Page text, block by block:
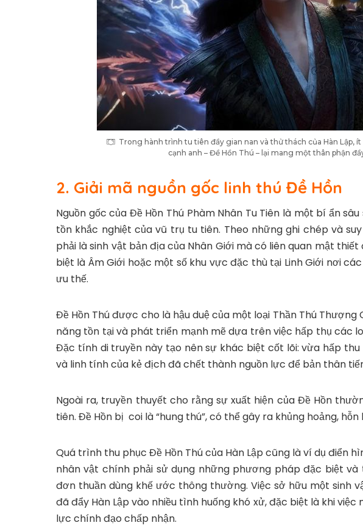
Trong hành trình tu tiên đầy gian nan và thử thách của Hàn Lập,
cạnh anh – Đề Hồn Thú – lại mang một thân phận
2. Giải mã nguồn gốc linh thú Đề Hồn
Nguồn gốc của Đề Hồn Thú Phàm Nhân Tu Tiên là một bí ẩn
tồn khắc nghiệt của vũ trụ tu tiên. Theo những ghi chép và
phải là sinh vật bản địa của Nhân Giới mà có liên quan mật
biệt là Âm Giới hoặc một số khu vực đặc thù tại Linh Giới nơi
ưu thế.
Đề Hồn Thú được cho là hậu duệ của một loại Thần Thú Thượng
năng tồn tại và phát triển mạnh mẽ dựa trên việc hấp thụ các
Đặc tính di truyền này tạo nên sự khác biệt cốt lõi: vừa hấp
và linh tính của kẻ địch đã chết thành nguồn lực để bản thân
Ngoài ra, truyền thuyết cho rằng sự xuất hiện của Đề Hồn
tiên. Đề Hồn bị coi là “hung thú”, có thể gây ra khủng hoảng,
Quá trình thu phục Đề Hồn Thú của Hàn Lập cũng là ví dụ điển
nhân vật chính phải sử dụng những phương pháp đặc biệt
đơn thuần dùng khế ước thông thường. Việc sở hữu một sinh
đã đẩy Hàn Lập vào nhiều tình huống khó xử, đặc biệt là khi
lực chính đạo chấp nhận.